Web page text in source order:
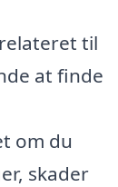
til
at finde
om du
skader